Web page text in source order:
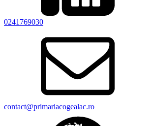
0241769030
contact@primariacogealac.ro